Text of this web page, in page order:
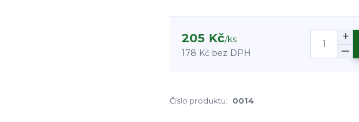
205 Kč/ks
178 Kč bez DPH
Číslo produktu: 0014